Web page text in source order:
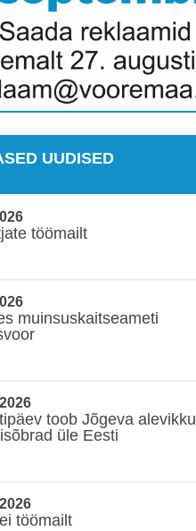
UUDISED
töömailt
muinsuskaitseameti
toob Jõgeva alevikku
üle Eesti
töömailt